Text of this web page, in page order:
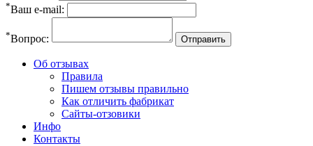
*Ваш e-mail:
*Вопрос: Отправить
Об отзывах
Правила
Пишем отзывы правильно
Как отличить фабрикат
Сайты-отзовики
Инфо
Контакты